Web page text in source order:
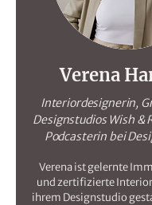
Verena
Interiordesignerin,
Designstudios Wish &
Podcasterin bei
Verena ist gelernte
und zertifizierte
ihrem Designstudio